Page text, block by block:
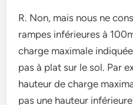
R. Non, mais nous ne
rampes inférieures à
charge maximale
pas à plat sur le sol. Par
hauteur de charge
pas une hauteur